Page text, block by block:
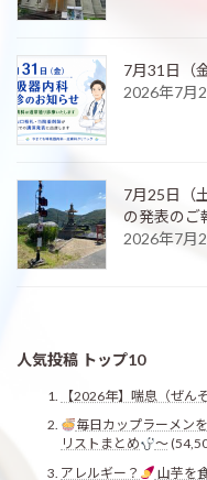
7月31日（
2026年7月
7月25日（
の発表のご
2026年7月
人気投稿 トップ10
【2026年】喘息（ぜ
毎日カップラーメン
リストまとめ
〜
アレルギー？
山芋を